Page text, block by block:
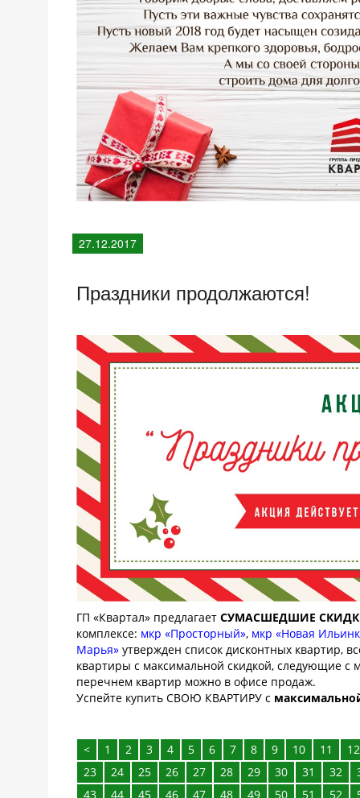
27.12.2017
Праздники продолжаются!
ГП «Квартал» предлагает СУМАCШЕДШИЕ
комплексе: мкр «Просторный», мкр «Новая
Марья» утвержден список дисконтных квартир,
квартиры с максимальной скидкой, следующие
перечнем квартир можно в офисе продаж.
Успейте купить СВОЮ КВАРТИРУ с
< 1 2 3 4 5 6 7 8 9 10 11
12
23
24 25 26 27 28 29 30 31 32
43
44 45 46 47 48 49 50 51 52